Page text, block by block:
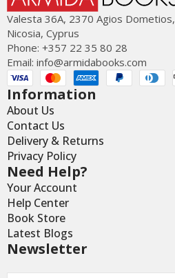
Valesta 36Α, 2370 Agios Dometios,
Nicosia, Cyprus
Phone: +357 22 35 80 28
Email: info@armidabooks.com
Information
About Us
Contact Us
Delivery & Returns
Privacy Policy
Need Help?
Your Account
Help Center
Book Store
Latest Blogs
Newsletter